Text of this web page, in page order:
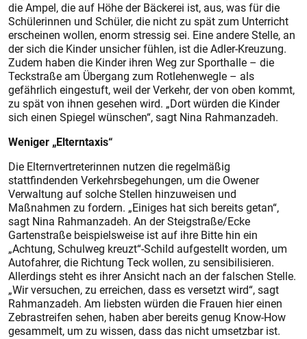
die Ampel, die auf Höhe der Bäckerei ist, aus, was für die
Schülerinnen und Schüler, die nicht zu spät zum Unterricht
erscheinen wollen, enorm stressig sei. Eine andere Stelle, an
der sich die Kinder unsicher fühlen, ist die Adler-Kreuzung.
Zudem haben die Kinder ihren Weg zur Sporthalle – die
Teckstraße am Übergang zum Rotlehenwegle – als
gefährlich eingestuft, weil der Verkehr, der von oben kommt,
zu spät von ihnen gesehen wird. „Dort würden die Kinder
sich einen Spiegel wünschen“, sagt Nina Rahmanzadeh.
Weniger „Elterntaxis“
Die Elternvertreterinnen nutzen die regelmäßig
stattfindenden Verkehrsbegehungen, um die Owener
Verwaltung auf solche Stellen hinzuweisen und
Maßnahmen zu fordern. „Einiges hat sich bereits getan“,
sagt Nina Rahmanzadeh. An der Steigstraße/Ecke
Gartenstraße beispielsweise ist auf ihre Bitte hin ein
„Achtung, Schulweg kreuzt“-Schild aufgestellt worden, um
Autofahrer, die Richtung Teck wollen, zu sensibilisieren.
Allerdings steht es ihrer Ansicht nach an der falschen Stelle.
„Wir versuchen, zu erreichen, dass es versetzt wird“, sagt
Rahmanzadeh. Am liebsten würden die Frauen hier einen
Zebrastreifen sehen, haben aber bereits genug Know-How
gesammelt, um zu wissen, dass das nicht umsetzbar ist.